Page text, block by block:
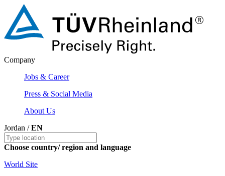
Company
Jobs & Career
Press & Social Media
About Us
Jordan /EN
Choose country/ region and language
World Site